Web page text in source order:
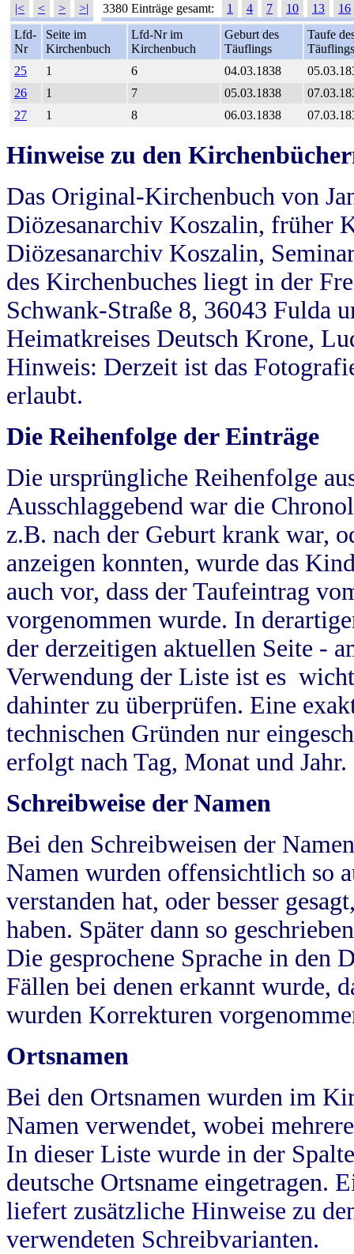
|< < > >| 3380 Einträge gesamt: 1 4 7 10 13
16
Lfd-
Nr
Seite im
Kirchenbuch
Lfd-Nr im
Kirchenbuch
Geburt des
Täuflings
Taufe
Täuflings
25
1 6 04.03.1838
26
1 7 05.03.1838
27
1 8 06.03.1838
Hinweise zu den
Das Original-Kirchenbuch von
Diözesanarchiv Koszalin, früher
Diözesanarchiv Koszalin,
des Kirchenbuches liegt in der
Schwank-Straße 8, 36043 Fulda
Heimatkreises Deutsch Krone,
Hinweis: Derzeit ist das
erlaubt.
Die Reihenfolge der Einträge
Die ursprüngliche Reihenfolge
Ausschlaggebend war die
z.B. nach der Geburt krank war,
anzeigen konnten, wurde das
auch vor, dass der Taufeintrag
vorgenommen wurde. In
der derzeitigen aktuellen Seite -
Verwendung der Liste ist es
dahinter zu überprüfen. Eine
technischen Gründen nur
erfolgt nach Tag, Monat und Jahr.
Schreibweise der Namen
Bei den Schreibweisen der
Namen wurden offensichtlich so
verstanden hat, oder besser
haben. Später dann so
Die gesprochene Sprache in
Fällen bei denen erkannt wurde,
wurden Korrekturen
Ortsnamen
Bei den Ortsnamen wurden im
Namen verwendet, wobei
In dieser Liste wurde in der
deutsche Ortsname eingetragen.
liefert zusätzliche Hinweise zu
verwendeten Schreibvarianten.